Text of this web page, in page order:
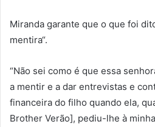
Miranda garante que o que foi
mentira“.
“Não sei como é que essa
a mentir e a dar entrevistas e
financeira do filho quando ela,
Brother Verão], pediu-lhe à